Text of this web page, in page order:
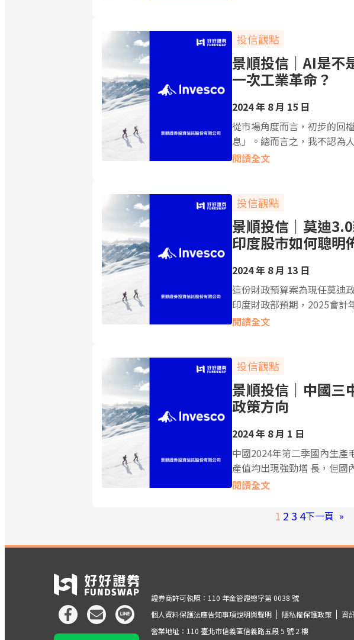
投信觀點
景順投信｜AI是不
一次工業革命？
2024 年 8 月 15 日
從市場角度而言，初步的回
息」。總而言之，我不認為
閱讀全文
投信觀點
景順投信｜莫迪
印度股市如何聰明
2024 年 8 月 13 日
這份財政預算案為現任莫迪
印度財政部預期，2025會計
閱讀全文
投信觀點
景順投信｜中國三
政策方向
2024 年 8 月 1 日
中國2024年第二季國內生產
產值均出現強勁增 長，但
閱讀全文
1 2 3 4下一頁 »
證券商許可執照：110 年金管證總字第 0038 號
個人資料保護法應告知事項說明與聲明
隱私權保護政策 資
營業地址：110 臺北市信義區信義路五段 5 號 2 樓